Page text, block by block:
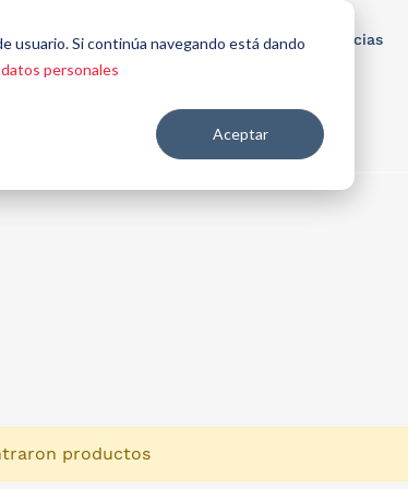
usuario. Si continúa navegando está dando
personales
Aceptar
mercados
Contáctenos Noticias
productos